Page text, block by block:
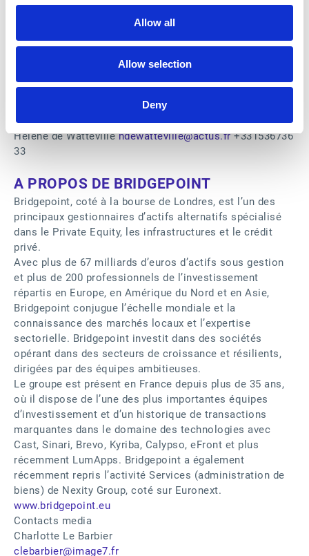
Allow all
Allow selection
Deny
se trouve à Lyon, en France et le siège social américain
à Madison, dans le Wisconsin. Cotée sur Euronext
Growth à Paris (Code ISIN FR0000035818), l’entreprise a
2023 dont plus des 2/3 à l’international.
Contacts media : Esker – Emmanuel Olivier
emmanuel.olivier@esker.com+33472834646 3 Actus –
Hélène de Wattevillehdewatteville@actus.fr+331536736
33
A PROPOS DE BRIDGEPOINT
Bridgepoint, coté à la bourse de Londres, est l’un des
principaux gestionnaires d’actifs alternatifs spécialisé
dans le Private Equity, les infrastructures et le crédit
privé.
Avec plus de 67 milliards d’euros d’actifs sous gestion
et plus de 200 professionnels de l’investissement
répartis en Europe, en Amérique du Nord et en Asie,
Bridgepoint conjugue l’échelle mondiale et la
connaissance des marchés locaux et l’expertise
sectorielle. Bridgepoint investit dans des sociétés
opérant dans des secteurs de croissance et résilients,
dirigées par des équipes ambitieuses.
Le groupe est présent en France depuis plus de 35 ans,
où il dispose de l’une des plus importantes équipes
d’investissement et d’un historique de transactions
marquantes dans le domaine des technologies avec
Cast, Sinari, Brevo, Kyriba, Calypso, eFront et plus
récemment LumApps. Bridgepoint a également
récemment repris l’activité Services (administration de
biens) de Nexity Group, coté sur Euronext.
www.bridgepoint.eu
Contacts media
Charlotte Le Barbier
clebarbier@image7.fr